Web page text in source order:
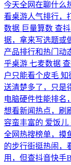
今天全网在聊什么
看桌游人气排行，
数据 巨量算数 查
据，拿来写选题或
产品排行和热门动
乎桌游 七麦数据
户只能看个皮毛 知
送清楚多了，只是
电脑硬件性能排名
想看新闻热点，刷
容蛮丰富的 爱饭儿
全网热搜榜单，摸
的步行街挺热闹，
用，但查抖音快手